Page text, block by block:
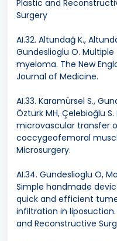
Plastic and
Surgery
AI.32. Altundağ K.,
Gundeslioglu O. Multiple
myeloma. The New
Journal of Medicine.
AI.33. Karamürsel S.,
Öztürk MH, Çelebioğlu S.
microvascular transfer
coccygeofemoral
Microsurgery.
AI.34. Gundeslioglu O,
Simple handmade
quick and efficient
infiltration in liposuction.
and Reconstructive